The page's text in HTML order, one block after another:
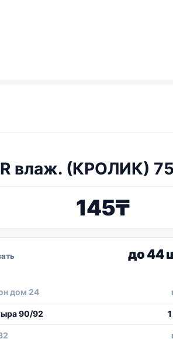
влаж. (КРОЛИК)
145₸
до 44
дом 24
90/92